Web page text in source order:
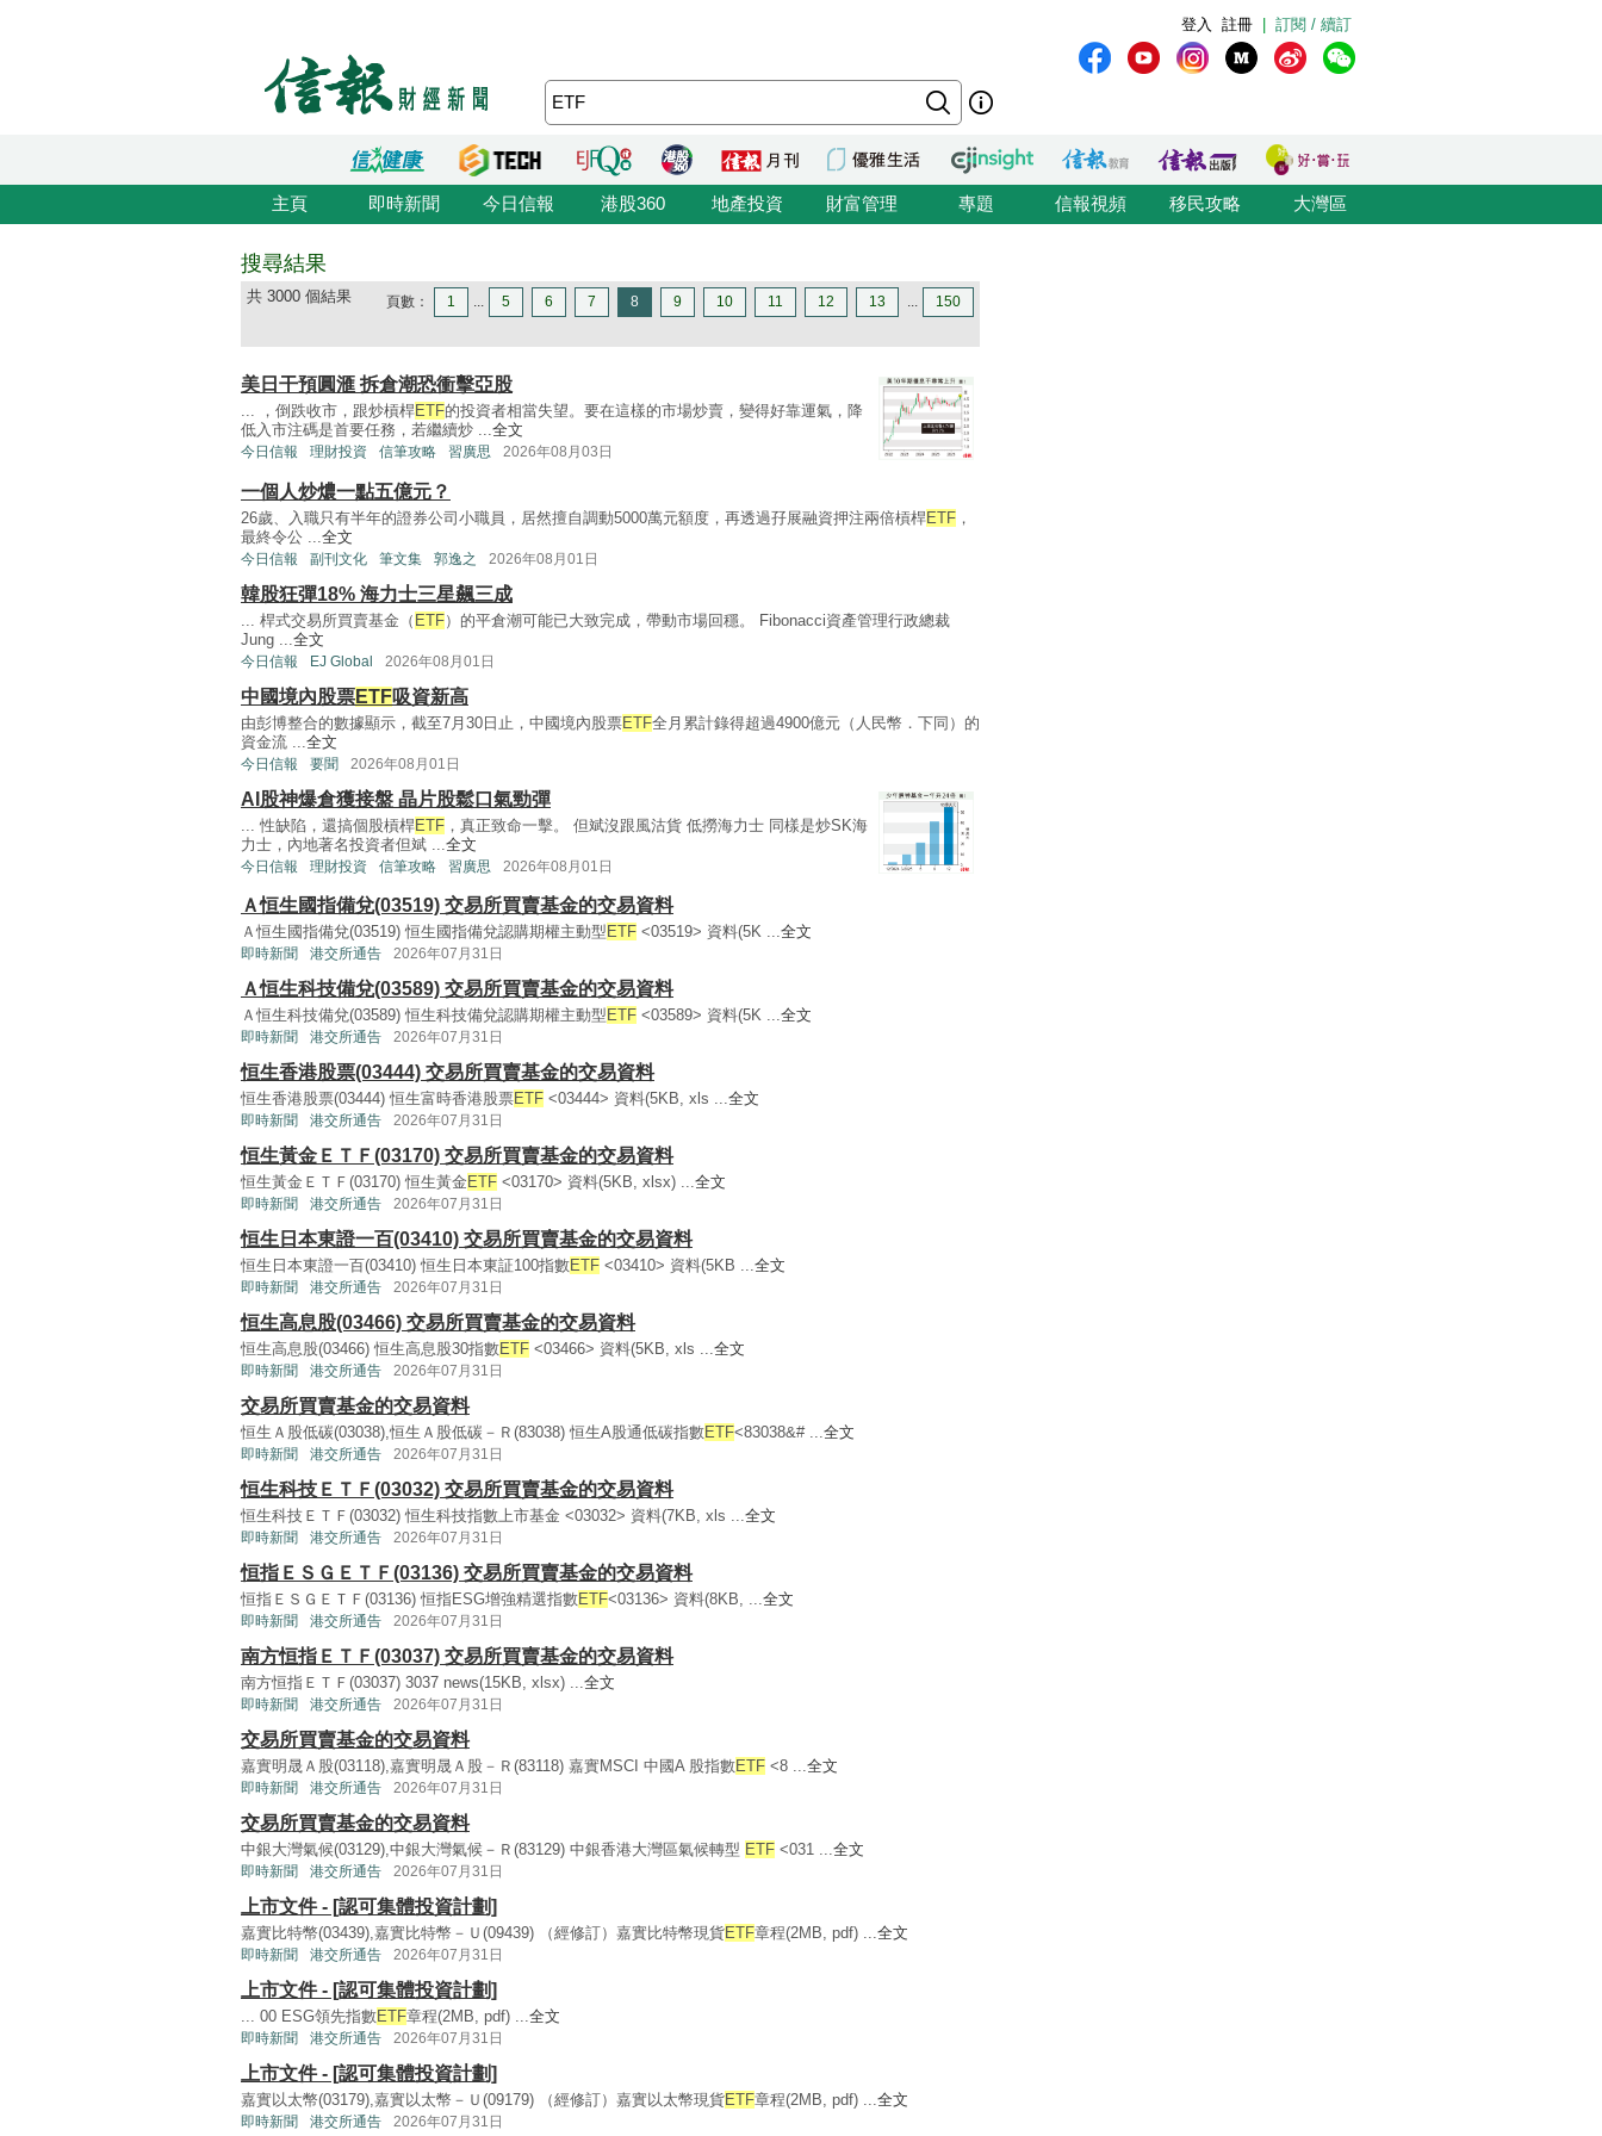
訂閱 / 續訂
註冊
登入
主頁 即時新聞 今日信報 港股360 地產投資 財富管理 專題 信報視頻 移民攻略 大灣區
搜尋結果
共 3000 個結果 頁數： 1 ... 5 6 7 8 9 10 11 12 13 ... 150
美日干預圓滙 拆倉潮恐衝擊亞股
... ，倒跌收市，跟炒槓桿ETF的投資者相當失望。要在這樣的市場炒賣，變得好靠運氣，降
低入市注碼是首要任務，若繼續炒 ...全文
今日信報 理財投資 信筆攻略 習廣思 2026年08月03日
一個人炒燶一點五億元？
26歲、入職只有半年的證券公司小職員，居然擅自調動5000萬元額度，再透過孖展融資押注兩倍槓桿ETF ，
最終令公 ... 全文
今日信報 副刊文化 筆文集 郭逸之 2026年08月01日
韓股狂彈18% 海力士三星飆三成
... 桿式交易所買賣基金（ ETF）的平倉潮可能已大致完成，帶動市場回穩。 Fibonacci資產管理行政總裁
Jung ... 全文
今日信報 EJ Global 2026年08月01日
中國境內股票ETF吸資新高
由彭博整合的數據顯示，截至7月30日止，中國境內股票ETF全月累計錄得超過4900億元（人民幣．下同）的
資金流 ... 全文
今日信報 要聞 2026年08月01日
AI股神爆倉獲接盤 晶片股鬆口氣勁彈
... 性缺陷，還搞個股槓桿ETF ，真正致命一擊。 但斌沒跟風沽貨 低撈海力士 同樣是炒SK海
力士，內地著名投資者但斌 ... 全文
今日信報 理財投資 信筆攻略 習廣思 2026年08月01日
Ａ恒生國指備兌(03519) 交易所買賣基金的交易資料
Ａ恒生國指備兌(03519) 恒生國指備兌認購期權主動型 ETF <03519> 資料(5K ...全文
即時新聞 港交所通告 2026年07月31日
Ａ恒生科技備兌(03589) 交易所買賣基金的交易資料
Ａ恒生科技備兌(03589) 恒生科技備兌認購期權主動型 ETF <03589> 資料(5K ...全文
即時新聞 港交所通告 2026年07月31日
恒生香港股票(03444) 交易所買賣基金的交易資料
恒生香港股票(03444) 恒生富時香港股票ETF <03444> 資料(5KB, xls ...全文
即時新聞 港交所通告 2026年07月31日
恒生黃金ＥＴＦ(03170) 交易所買賣基金的交易資料
恒生黃金ＥＴＦ(03170) 恒生黃金 ETF <03170> 資料(5KB, xlsx) ...全文
即時新聞 港交所通告 2026年07月31日
恒生日本東證一百(03410) 交易所買賣基金的交易資料
恒生日本東證一百(03410) 恒生日本東証100指數ETF <03410> 資料(5KB ...全文
即時新聞 港交所通告 2026年07月31日
恒生高息股(03466) 交易所買賣基金的交易資料
恒生高息股(03466) 恒生高息股30指數ETF <03466> 資料(5KB, xls ...全文
即時新聞 港交所通告 2026年07月31日
交易所買賣基金的交易資料
恒生Ａ股低碳(03038),恒生Ａ股低碳－Ｒ(83038) 恒生A股通低碳指數ETF<83038&# ...全文
即時新聞 港交所通告 2026年07月31日
恒生科技ＥＴＦ(03032) 交易所買賣基金的交易資料
恒生科技ＥＴＦ(03032) 恒生科技指數上市基金 <03032> 資料(7KB, xls ...全文
即時新聞 港交所通告 2026年07月31日
恒指ＥＳＧＥＴＦ(03136) 交易所買賣基金的交易資料
恒指ＥＳＧＥＴＦ(03136) 恒指ESG增強精選指數ETF<03136> 資料(8KB, ...全文
即時新聞 港交所通告 2026年07月31日
南方恒指ＥＴＦ(03037) 交易所買賣基金的交易資料
南方恒指ＥＴＦ(03037) 3037 news(15KB, xlsx) ...全文
即時新聞 港交所通告 2026年07月31日
交易所買賣基金的交易資料
嘉實明晟Ａ股(03118),嘉實明晟Ａ股－Ｒ(83118) 嘉實MSCI 中國A 股指數ETF <8 ...全文
即時新聞 港交所通告 2026年07月31日
交易所買賣基金的交易資料
中銀大灣氣候(03129),中銀大灣氣候－Ｒ(83129) 中銀香港大灣區氣候轉型 ETF <031 ...全文
即時新聞 港交所通告 2026年07月31日
上市文件 - [認可集體投資計劃]
嘉實比特幣(03439),嘉實比特幣－Ｕ(09439) （經修訂）嘉實比特幣現貨ETF章程(2MB, pdf) ...全文
即時新聞 港交所通告 2026年07月31日
上市文件 - [認可集體投資計劃]
... 00 ESG領先指數ETF章程(2MB, pdf) ...全文
即時新聞 港交所通告 2026年07月31日
上市文件 - [認可集體投資計劃]
嘉實以太幣(03179),嘉實以太幣－Ｕ(09179) （經修訂）嘉實以太幣現貨ETF章程(2MB, pdf) ...全文
即時新聞 港交所通告 2026年07月31日